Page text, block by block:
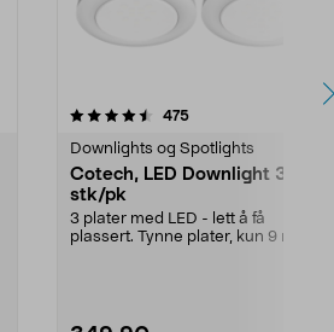
475anmeldelser
Downlights og Spotlights
Cotech, LED Downlight 3
stk/pk
3 plater med LED - lett å få
plassert. Tynne plater, kun 9 mm,
4.5 av 5 stjerner